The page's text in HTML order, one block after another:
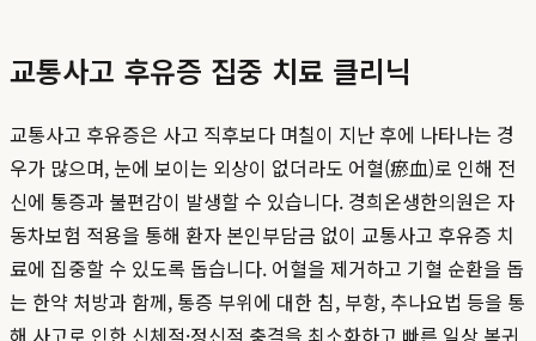
교통사고 후유증 집중 치료 클리닉
교통사고 후유증은 사고 직후보다 며칠이 지난 후에 나타나는 경
우가 많으며, 눈에 보이는 외상이 없더라도 어혈(瘀血)로 인해 전
신에 통증과 불편감이 발생할 수 있습니다. 경희온생한의원은 자
동차보험 적용을 통해 환자 본인부담금 없이 교통사고 후유증 치
료에 집중할 수 있도록 돕습니다. 어혈을 제거하고 기혈 순환을 돕
는 한약 처방과 함께, 통증 부위에 대한 침, 부항, 추나요법 등을 통